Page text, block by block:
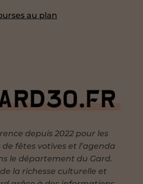
au plan
depuis 2022 pour les
fêtes votives et l’agenda
le département du Gard.
la richesse culturelle et